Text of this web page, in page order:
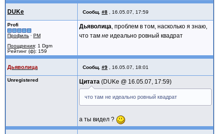
DUKe Сообщ. #8 16.05.07, 17:59
Profi
Профиль · PM
Поощрения: 1 Dgm
Рейтинг (ф): 159
Дьяволица, проблем в том, насколько я знаю,
что там не идеально ровный квадрат
Дьяволица Сообщ. #9 16.05.07, 18:01
Unregistered Цитата DUKe @ 16.05.07, 17:59
что там не идеально ровный квадрат
а ты видел ?